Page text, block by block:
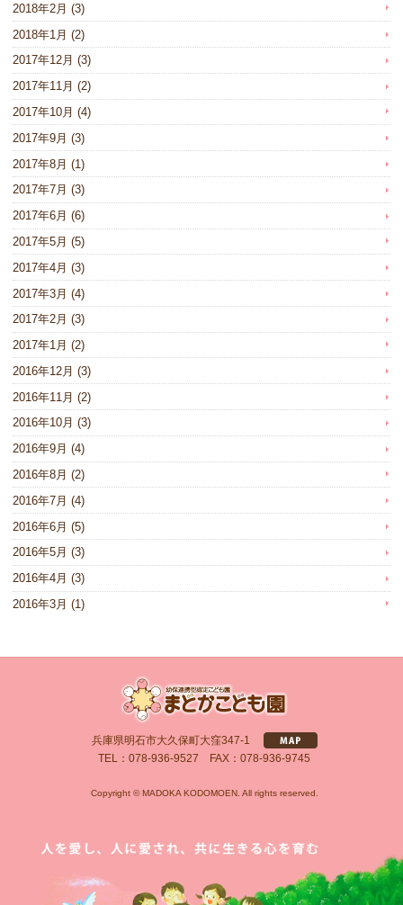
2018年2月 (3)
2018年1月 (2)
2017年12月 (3)
2017年11月 (2)
2017年10月 (4)
2017年9月 (3)
2017年8月 (1)
2017年7月 (3)
2017年6月 (6)
2017年5月 (5)
2017年4月 (3)
2017年3月 (4)
2017年2月 (3)
2017年1月 (2)
2016年12月 (3)
2016年11月 (2)
2016年10月 (3)
2016年9月 (4)
2016年8月 (2)
2016年7月 (4)
2016年6月 (5)
2016年5月 (3)
2016年4月 (3)
2016年3月 (1)
兵庫県明石市大久保町大窪347-1
TEL：078-936-9527 FAX：078-936-9745
Copyright © MADOKA KODOMOEN. All rights reserved.